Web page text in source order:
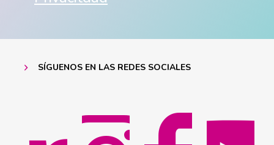
SÍGUENOS EN LAS REDES SOCIALES